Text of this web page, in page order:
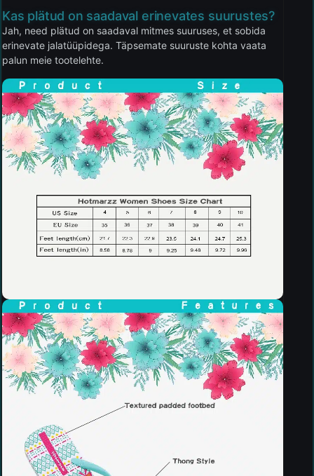
Kas plätud on saadaval erinevates suurustes?
Jah, need plätud on saadaval mitmes suuruses, et sobida
erinevate jalatüüpidega. Täpsemate suuruste kohta vaata
palun meie tootelehte.